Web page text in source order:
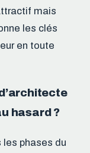
mais
les clés
en toute
hasard ?
phases du